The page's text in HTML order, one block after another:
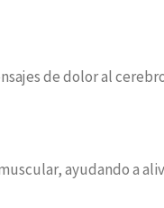
de dolor al
ayudando a